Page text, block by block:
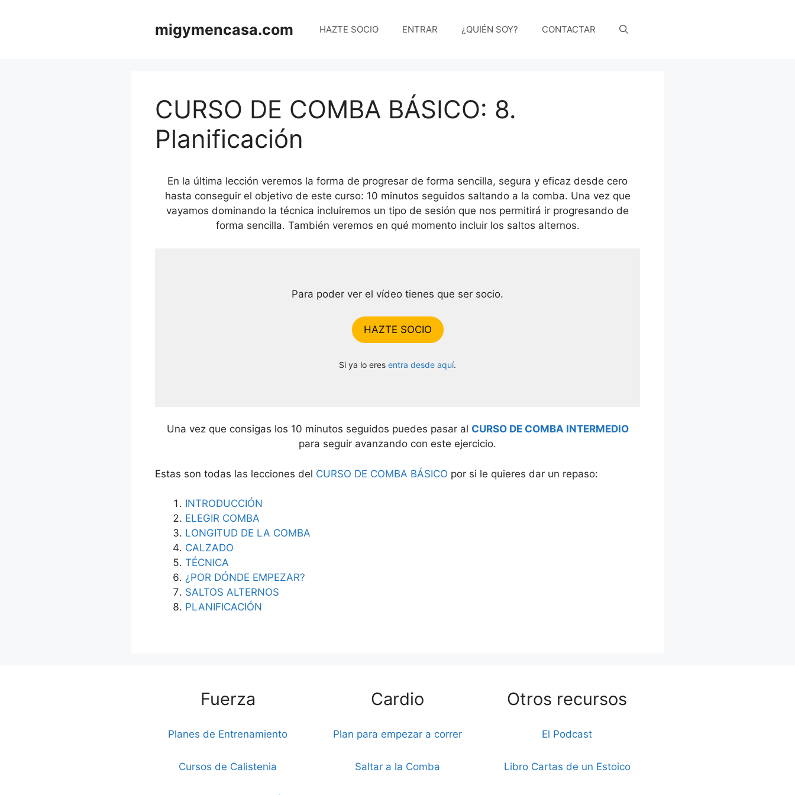
migymencasa.com HAZTE SOCIO ENTRAR ¿QUIÉN SOY? CONTACTAR
CURSO DE COMBA BÁSICO: 8.
Planificación
En la última lección veremos la forma de progresar de forma sencilla, segura y eficaz desde cero
hasta conseguir el objetivo de este curso: 10 minutos seguidos saltando a la comba. Una vez que
vayamos dominando la técnica incluiremos un tipo de sesión que nos permitirá ir progresando de
forma sencilla. También veremos en qué momento incluir los saltos alternos.
Para poder ver el vídeo tienes que ser socio.
HAZTE SOCIO
Si ya lo eres entra desde aquí.
Una vez que consigas los 10 minutos seguidos puedes pasar al CURSO DE COMBA INTERMEDIO
para seguir avanzando con este ejercicio.
Estas son todas las lecciones del CURSO DE COMBA BÁSICO por si le quieres dar un repaso:
INTRODUCCIÓN
ELEGIR COMBA
LONGITUD DE LA COMBA
CALZADO
TÉCNICA
¿POR DÓNDE EMPEZAR?
SALTOS ALTERNOS
PLANIFICACIÓN
Fuerza
Planes de Entrenamiento
Cursos de Calistenia
Cardio
Plan para empezar a correr
Saltar a la Comba
Otros recursos
El Podcast
Libro Cartas de un Estoico